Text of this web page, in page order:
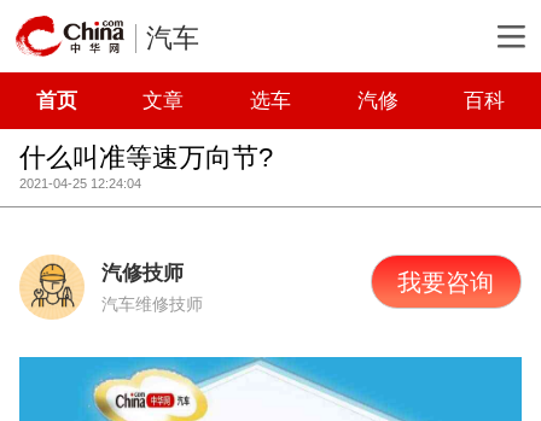
汽车
首页 文章 选车 汽修 百科
什么叫准等速万向节?
2021-04-25 12:24:04
汽修技师
汽车维修技师
我要咨询